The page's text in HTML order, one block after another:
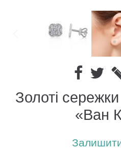
Золоті
«Ван
Залишити